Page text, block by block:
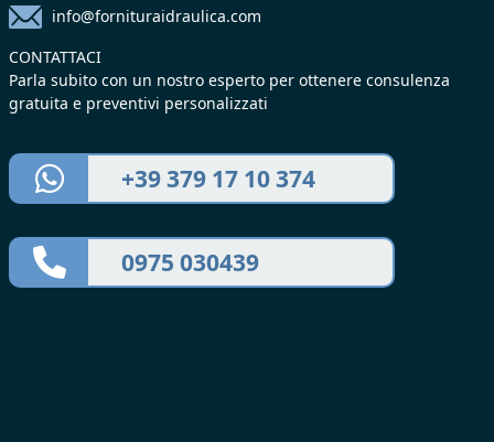
info@fornituraidraulica.com
CONTATTACI
Parla subito con un nostro esperto per ottenere consulenza
gratuita e preventivi personalizzati
+39 379 17 10 374
0975 030439